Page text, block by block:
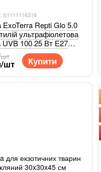
S1111116316
Repti Glo 5.0
ультрафіолетова
UVB 100 25 Вт Е27
шт Купити